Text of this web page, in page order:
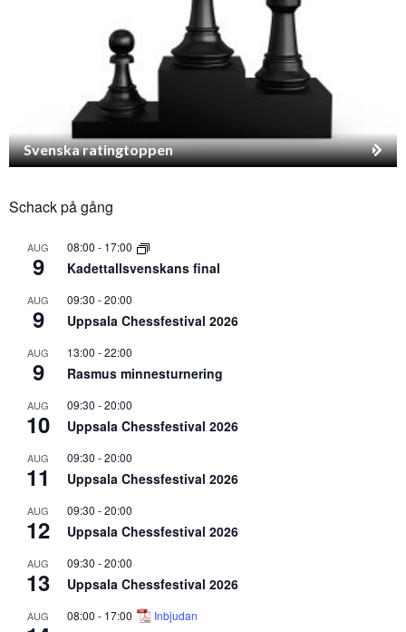
Svenska ratingtoppen
Schack på gång
AUG
9
08:00 - 17:00
Kadettallsvenskans final
AUG
9
09:30 -20:00
Uppsala Chessfestival 2026
AUG
9
13:00 -22:00
Rasmus minnesturnering
AUG
10
09:30 -20:00
Uppsala Chessfestival 2026
AUG
11
09:30 -20:00
Uppsala Chessfestival 2026
AUG
12
09:30 -20:00
Uppsala Chessfestival 2026
AUG
13
09:30 -20:00
Uppsala Chessfestival 2026
AUG 08:00 - 17:00 Inbjudan